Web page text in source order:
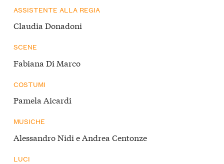
ASSISTENTE ALLA REGIA
Claudia Donadoni
SCENE
Fabiana Di Marco
COSTUMI
Pamela Aicardi
MUSICHE
Alessandro Nidi e Andrea Centonze
LUCI